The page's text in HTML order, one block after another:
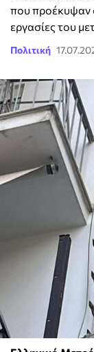
που προέκυψαν
εργασίες του
Πολιτική